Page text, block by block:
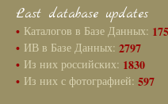
Last database updates
• Каталогов в Базе Данных: 175
• ИВ в Базе Данных: 2797
• Из них российских: 1830
• Из них с фотографией: 597